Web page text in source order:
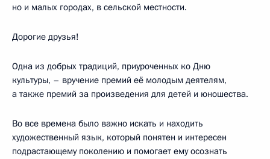
но и малых городах, в сельской местности.
Дорогие друзья!
Одна из добрых традиций, приуроченных ко Дню
культуры, – вручение премий её молодым деятелям,
а также премий за произведения для детей и юношества.
Во все времена было важно искать и находить
художественный язык, который понятен и интересен
подрастающему поколению и помогает ему осознать